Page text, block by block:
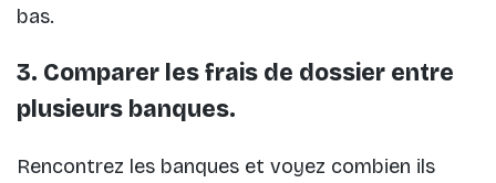
bas.
3. Comparer les frais de dossier entre
plusieurs banques.
Rencontrez les banques et voyez combien ils